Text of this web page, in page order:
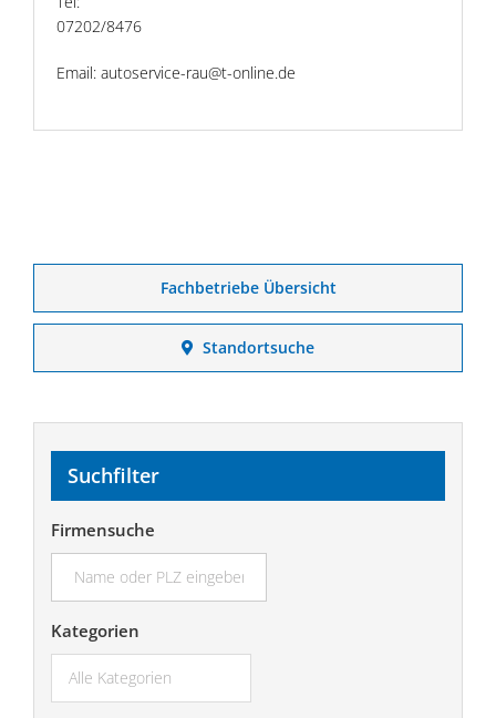
07202/8476
Email: autoservice-rau@t-online.de
Fachbetriebe Übersicht
Standortsuche
Suchfilter
Firmensuche
Kategorien